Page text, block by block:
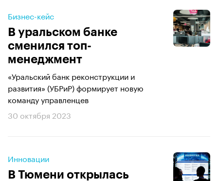
Бизнес-кейс
В уральском банке
сменился топ-
менеджмент
«Уральский банк реконструкции и
развития» (УБРиР) формирует новую
команду управленцев
30 октября 2023
Инновации
В Тюмени открылась